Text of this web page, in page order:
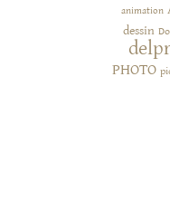
animation
dessin
PHOTO